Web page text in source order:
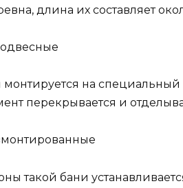
длина их составляет
на специальный
перекрывается и
такой бани